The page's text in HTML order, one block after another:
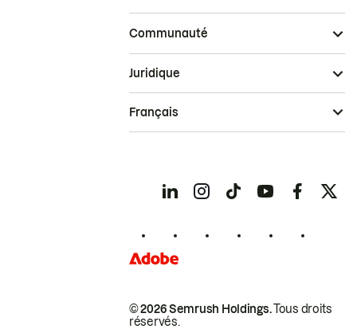
Communauté
© 2026 Semrush Holdings.Tous droits
réservés.
Juridique
Français